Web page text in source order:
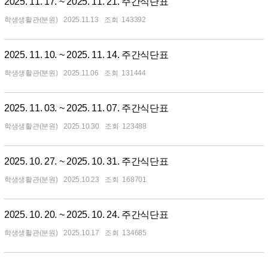
학생생활관(분원) 2025.11.13 143392
2025. 11. 10. ~ 2025. 11. 14. 주간식단표
학생생활관(분원) 2025.11.06 131444
2025. 11. 03. ~ 2025. 11. 07. 주간식단표
학생생활관(분원) 2025.10.30 123488
2025. 10. 27. ~ 2025. 10. 31. 주간식단표
학생생활관(분원) 2025.10.23 168701
2025. 10. 20. ~ 2025. 10. 24. 주간식단표
학생생활관(분원) 2025.10.17 134685